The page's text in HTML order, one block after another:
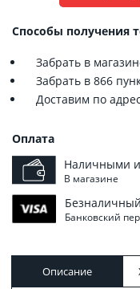
Способы получения
Забрать в
Забрать в 866
Доставим по
Оплата
Наличными
В магазине
Банковский
Описание